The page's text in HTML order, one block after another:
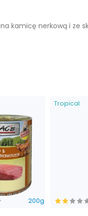
kamicę nerkową i ze
200g
Tropical